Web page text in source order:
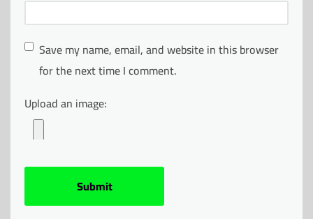
Save my name, email, and website in this browser
for the next time I comment.
Upload an image: